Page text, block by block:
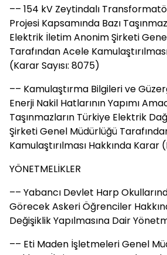
–– 154 kV Zeytindalı
Projesi Kapsamında Bazı
Elektrik İletim Anonim Şirketi
Tarafından Acele
(Karar Sayısı: 8075)
–– Kamulaştırma Bilgileri ve
Enerji Nakil Hatlarının Yapımı
Taşınmazların Türkiye Elektrik
Şirketi Genel Müdürlüğü
Kamulaştırılması Hakkında Karar
YÖNETMELİKLER
–– Yabancı Devlet Harp
Görecek Askeri Öğrenciler
Değişiklik Yapılmasına Dair
–– Eti Maden İşletmeleri Genel